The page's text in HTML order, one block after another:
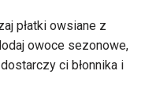
płatki owsiane z
owoce sezonowe,
ci błonnika i